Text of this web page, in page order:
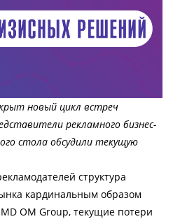
новый цикл встреч
рекламного бизнес-
стола обсудили текущую
структура
кардинальным образом
OM Group, текущие потери